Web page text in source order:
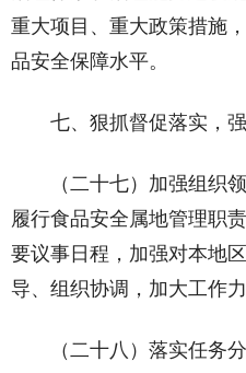
重大项目、重大政策措施
品安全保障水平。
七、狠抓督促落实，
（二十七）加强组织
履行食品安全属地管理职
要议事日程，加强对本地
导、组织协调，加大工作
（二十八）落实任务